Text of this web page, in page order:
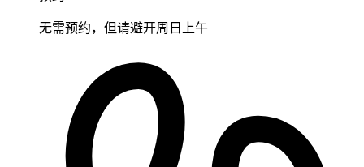
无需预约，但请避开周日上午